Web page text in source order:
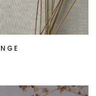
G E